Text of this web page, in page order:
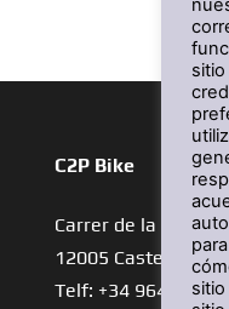
C2P Bike
Carrer de la
12005 Castelló de
Telf: +34 964 34 02